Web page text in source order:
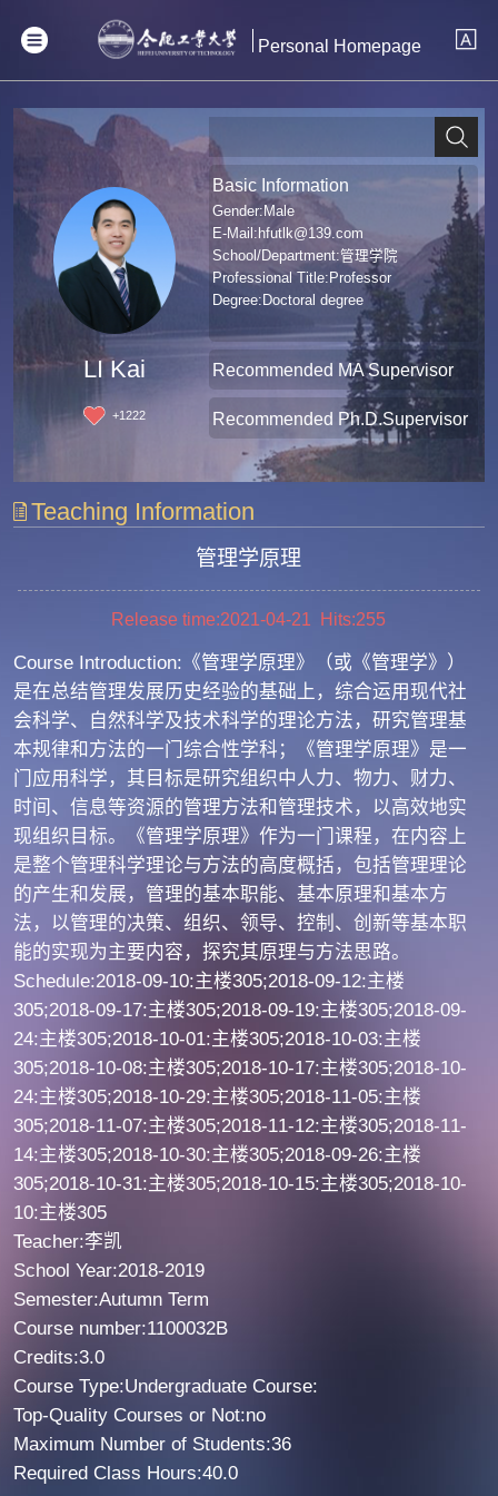
Personal Homepage
LI Kai
+1222
Basic Information
Gender:Male
E-Mail: hfutlk@139.com
School/Department:管理学院
Professional Title:Professor
Degree:Doctoral degree
Recommended MA Supervisor
Recommended Ph.D.Supervisor
Teaching Information
管理学原理
Release time:2021-04-21 Hits:255
Course Introduction:《管理学原理》（或《管理学》）
是在总结管理发展历史经验的基础上，综合运用现代社
会科学、自然科学及技术科学的理论方法，研究管理基
本规律和方法的一门综合性学科；《管理学原理》是一
门应用科学，其目标是研究组织中人力、物力、财力、
时间、信息等资源的管理方法和管理技术，以高效地实
现组织目标。《管理学原理》作为一门课程，在内容上
是整个管理科学理论与方法的高度概括，包括管理理论
的产生和发展，管理的基本职能、基本原理和基本方
法，以管理的决策、组织、领导、控制、创新等基本职
能的实现为主要内容，探究其原理与方法思路。
Schedule:2018-09-10:主楼305;2018-09-12:主楼
305;2018-09-17:主楼305;2018-09-19:主楼305;2018-09-
24:主楼305;2018-10-01:主楼305;2018-10-03:主楼
305;2018-10-08:主楼305;2018-10-17:主楼305;2018-10-
24:主楼305;2018-10-29:主楼305;2018-11-05:主楼
305;2018-11-07:主楼305;2018-11-12:主楼305;2018-11-
14:主楼305;2018-10-30:主楼305;2018-09-26:主楼
305;2018-10-31:主楼305;2018-10-15:主楼305;2018-10-
10:主楼305
Teacher:李凯
School Year:2018-2019
Semester:Autumn Term
Course number:1100032B
Credits:3.0
Course Type:Undergraduate Course:
Top-Quality Courses or Not:no
Maximum Number of Students:36
Required Class Hours:40.0